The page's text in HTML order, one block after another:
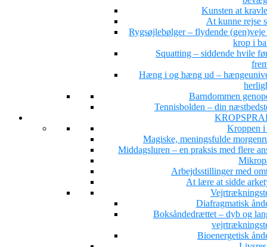
Kunsten at
At kunne rejse
Rygsøjlebølger – flydende
krop i
Squatting – siddende hvile
Hæng i og hæng ud –
Barndommen
Tennisbolden – din
Kroppen i
Magiske, meningsfulde
Middagsluren – en praksis med flere
Arbejdsstillinger med
At lære at sidde
Diafragmatisk
Boksåndedrættet – dyb og
Bioenergetisk